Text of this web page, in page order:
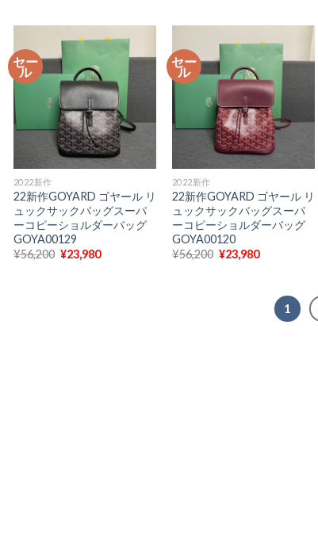
¥56,200
で
し
た。
は
¥23,980
す。
¥56,200
し
た。
は
¥23,980
す。
セー
ル
2022新作
22新作GOYARD ゴヤール リ
ュックサックバッグスーパ
ーコピーショルダーバッグ
GOYA00129
¥56,200 元
¥23,980現
セー
ル
2022新作
22新作GOYARD ゴヤール リ
ュックサックバッグスーパ
ーコピーショルダーバッグ
GOYA00120
¥56,200 元
¥23,980現
¥23,980
1